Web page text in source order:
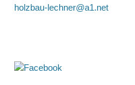
holzbau-lechner@a1.net